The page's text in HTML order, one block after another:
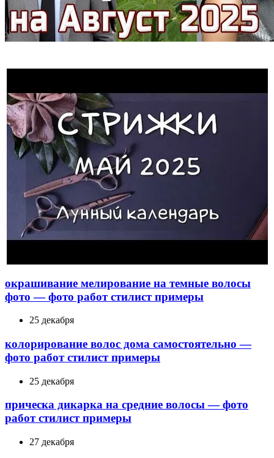
окрашивание мелирование на темные волосы
фото — фото работ стилист примеры
25 декабря
колорирование волос дома самостоятельно —
фото работ стилист примеры
25 декабря
прическа дикарка на средние волосы — фото
работ стилист примеры
27 декабря